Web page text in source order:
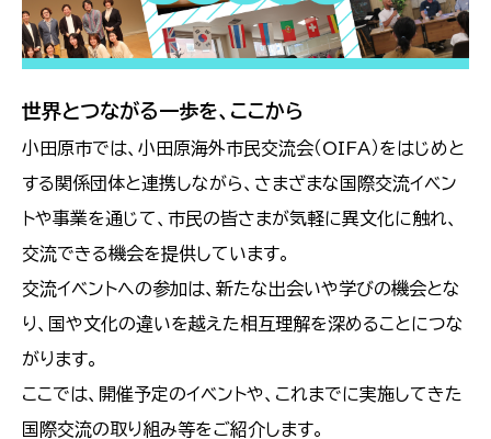
世界とつながる一歩を、ここから
小田原市では、小田原海外市民交流会（OIFA）をはじめと
する関係団体と連携しながら、さまざまな国際交流イベン
トや事業を通じて、市民の皆さまが気軽に異文化に触れ、
交流できる機会を提供しています。
交流イベントへの参加は、新たな出会いや学びの機会とな
り、国や文化の違いを越えた相互理解を深めることにつな
がります。
ここでは、開催予定のイベントや、これまでに実施してきた
国際交流の取り組み等をご紹介します。